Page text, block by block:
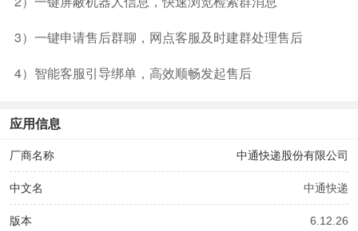
3）一键申请售后群聊，网点客服及时建群处理售后
4）智能客服引导绑单，高效顺畅发起售后
应用信息
厂商名称 中通快递股份有限公司
中文名 中通快递
版本 6.12.26